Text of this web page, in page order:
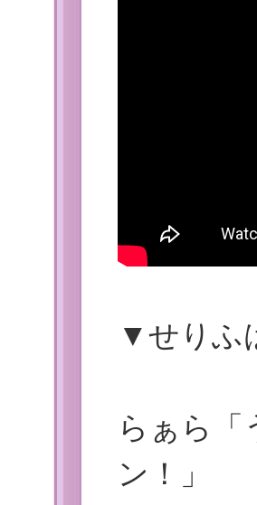
▼せりふ
らぁら
ン！」